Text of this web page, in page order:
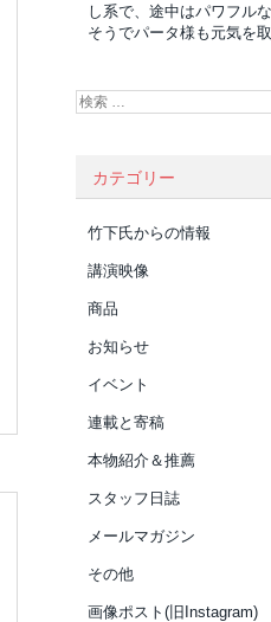
し系で、途中はパワフル
そうでパータ様も元気を
カテゴリー
竹下氏からの情報
講演映像
商品
お知らせ
イベント
連載と寄稿
本物紹介＆推薦
スタッフ日誌
メールマガジン
その他
画像ポスト(旧Instagram)